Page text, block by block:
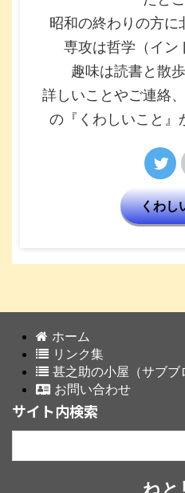
昭和の終わりの方に
専攻は哲学（イン
趣味は読書と散歩
詳しいことやご連絡
の『くわしいこと』
くわし
ホーム
リンク集
甚之助の小屋（サブブ
お問い合わせ
サイト内検索